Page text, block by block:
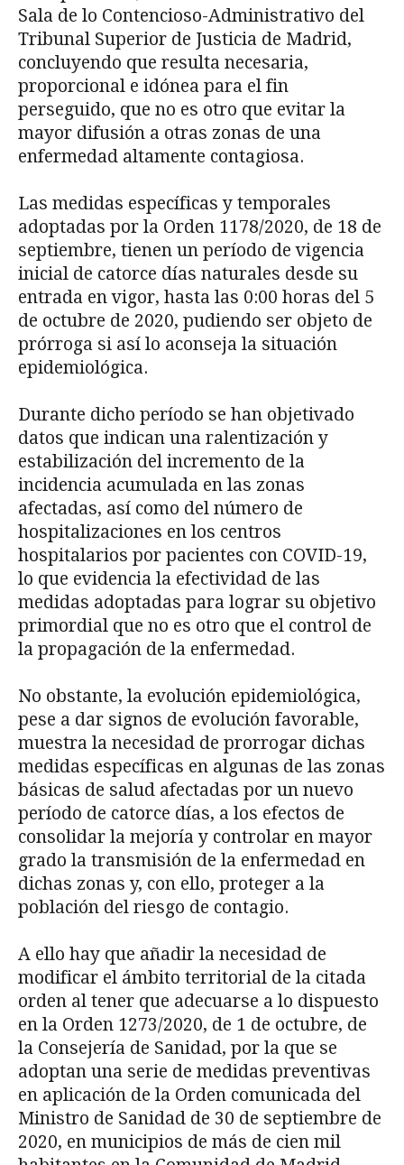
Sala de lo Contencioso-Administrativo del
Tribunal Superior de Justicia de Madrid,
concluyendo que resulta necesaria,
proporcional e idónea para el fin
perseguido, que no es otro que evi­tar la
mayor difusión a otras zonas de una
enfermedad altamente contagiosa.
Las medidas específicas y temporales
adoptadas por la Orden 1178/2020, de 18 de
sep­tiembre, tienen un período de vigencia
inicial de catorce días naturales desde su
entrada en vigor, hasta las 0:00 horas del 5
de octubre de 2020, pudiendo ser objeto de
prórroga si así lo aconseja la situación
epidemiológica.
Durante dicho período se han objetivado
datos que indican una ralentización y
estabi­lización del incremento de la
incidencia acumulada en las zonas
afectadas, así como del nú­mero de
hospitalizaciones en los centros
hospitalarios por pacientes con COVID-19,
lo que evidencia la efectividad de las
medidas adoptadas para lograr su objetivo
primordial que no es otro que el control de
la propagación de la enfermedad.
No obstante, la evolución epidemiológica,
pese a dar signos de evolución favorable,
muestra la necesidad de prorrogar dichas
medidas específicas en algunas de las zonas
bási­cas de salud afectadas por un nuevo
período de catorce días, a los efectos de
consolidar la mejoría y controlar en mayor
grado la transmisión de la enfermedad en
dichas zonas y, con ello, proteger a la
población del riesgo de contagio.
A ello hay que añadir la necesidad de
modificar el ámbito territorial de la citada
orden al tener que adecuarse a lo dispuesto
en la Orden 1273/2020, de 1 de octubre, de
la Conse­jería de Sanidad, por la que se
adoptan una serie de medidas preventivas
en aplicación de la Orden comunicada del
Ministro de Sanidad de 30 de septiembre de
2020, en municipios de más de cien mil